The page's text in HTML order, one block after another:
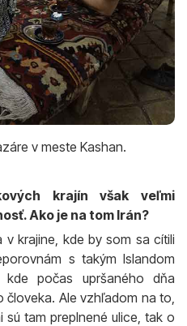
v meste Kashan.
krajín však veľmi
Ako je na tom Irán?
v krajine, kde by som sa cítili
s takým Islandom
kde počas upršaného dňa
Ale vzhľadom na to,
tam preplnené ulice, tak o